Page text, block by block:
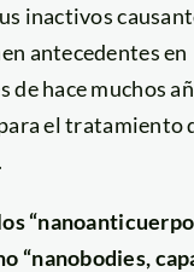
inactivos
antecedentes en
de hace muchos
el tratamiento
“nanobodies,